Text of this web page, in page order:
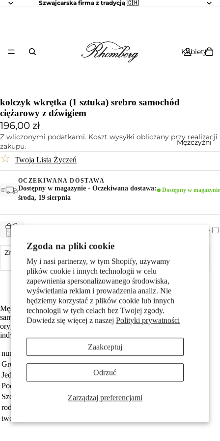
Zgoda na pliki cookie
My i nasi partnerzy, w tym Shopify, używamy
plików cookie i innych technologii w celu
zapewnienia spersonalizowanego środowiska,
wyświetlania reklam i prowadzenia analiz. Nie
będziemy korzystać z plików cookie lub innych
technologii w tych celach bez Twojej zgody.
Dowiedz się więcej z naszejPolityki prywatności
Zarządzaj preferencjami
Zaakceptuj
Odrzuć
Szwajcarska firma z tradycją 🇨🇭
Kobiety
Mężczyźni
kolczyk wkrętka (1 sztuka) srebro samochód
ciężarowy z dźwigiem
196,00 zł
Z wliczonymi podatkami. Koszt wysyłki obliczany przy realizacji
zakupu.
☆ Twoja Lista Życzeń
OCZEKIWANA DOSTAWA
Dostępny w magazynie - Oczekiwana dostawa:
środa, 19 sierpnia
Dostępny w magazynie
+ CHF 5.-
Zmniejsz ilość
Zwiększ ilość Dodaj do koszyka
Made in Germany
Srebro próby 925 z próbą 925
Męski kolczyk sztyft wykonany ze srebra, przedstawiający dźwig
samochodowy. Doskonały dla miłośników maszyn budowlanych i
oryginalnej biżuterii. Subtelny i trwały dodatek, który podkreśli
indywidualny styl każdego mężczyzny. Idealny na co dzień.
numer zamówienia
521399
Grupa docelowa
Mężczyźni
Jednostka
sztuka
Pochodzenie
Szerokość
7 mm
rodzaj biżuterii
tworzywo